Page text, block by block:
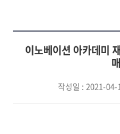
이노베이션 아카데미
작성일 : 2021-